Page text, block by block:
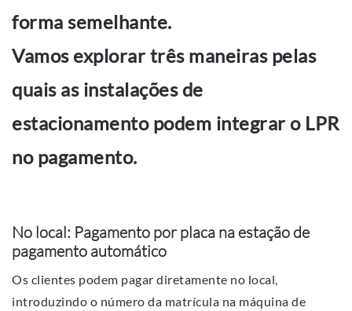
forma semelhante.
Vamos explorar três maneiras pelas
quais as instalações de
estacionamento podem integrar o LPR
no pagamento.
No local: Pagamento por placa na estação de
pagamento automático
Os clientes podem pagar diretamente no local,
introduzindo o número da matrícula na máquina de